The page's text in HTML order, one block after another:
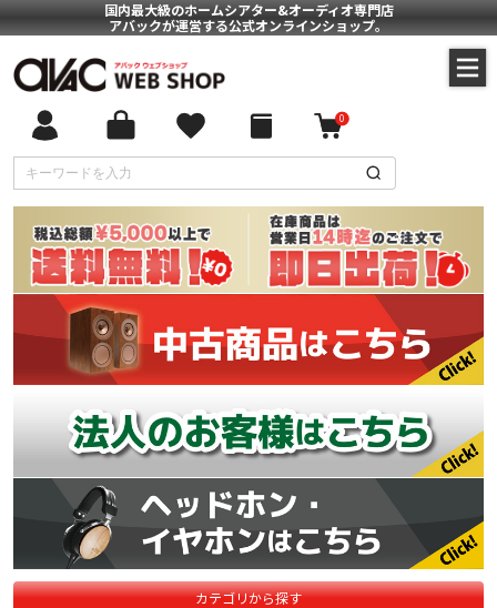
国内最大級のホームシアター&オーディオ専門店
アバックが運営する公式オンラインショップ。
0
カテゴリから探す